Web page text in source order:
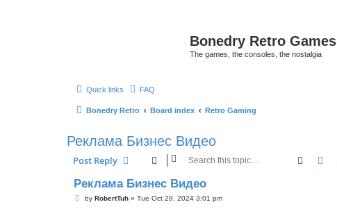
Bonedry Retro Games
The games, the consoles, the nostalgia
Quick links FAQ
Bonedry Retro Board index Retro Gaming
Реклама Бизнес Видео
Post Reply Search
Реклама Бизнес Видео
Pby RobertTuh» Tue Oct 29, 2024 3:01 pm